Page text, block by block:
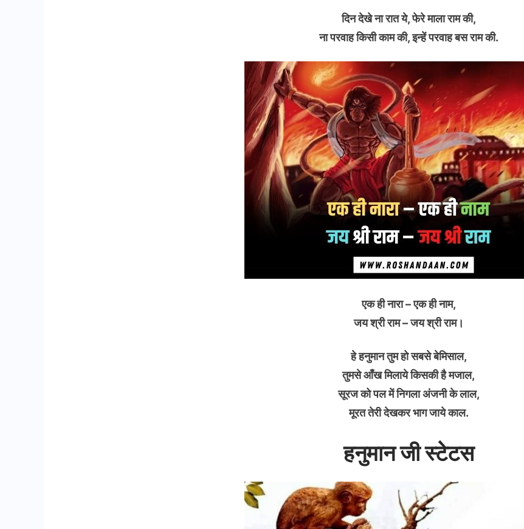
दिन देखे ना रात ये, फेरे माला राम की,
ना परवाह किसी काम की, इन्हें परवाह बस राम की.
एक ही नारा – एक ही नाम,
जय श्री राम – जय श्री राम।
हे हनुमान तुम हो सबसे बेमिसाल,
तुमसे आँख मिलाये किसकी है मजाल,
सूरज को पल में निगला अंजनी के लाल,
मूरत तेरी देखकर भाग जाये काल.
हनुमान जी स्टेटस